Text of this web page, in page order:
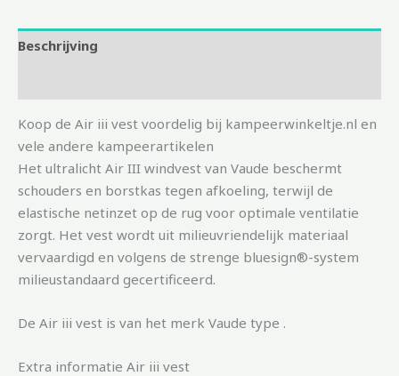
Beschrijving
Koop de Air iii vest voordelig bij kampeerwinkeltje.nl en
vele andere kampeerartikelen
Het ultralicht Air III windvest van Vaude beschermt
schouders en borstkas tegen afkoeling, terwijl de
elastische netinzet op de rug voor optimale ventilatie
zorgt. Het vest wordt uit milieuvriendelijk materiaal
vervaardigd en volgens de strenge bluesign®-system
milieustandaard gecertificeerd.
De Air iii vest is van het merk Vaude type .
Extra informatie Air iii vest